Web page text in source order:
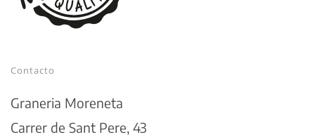
Contacto
Graneria Moreneta
Carrer de Sant Pere, 43